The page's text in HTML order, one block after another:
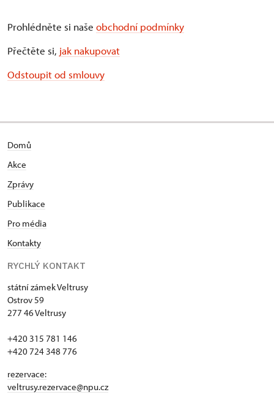
Prohlédněte si naše obchodní podmínky
Přečtěte si, jak nakupovat
Odstoupit od smlouvy
Domů
Akce
Zprávy
Publikace
Pro média
Kontakty
RYCHLÝ KONTAKT
státní zámek Veltrusy
Ostrov 59
277 46 Veltrusy
+420 315 781 146
+420 724 348 776
rezervace:
veltrusy.rezervace@npu.cz